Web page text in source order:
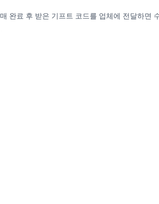
완료 후 받은 기프트 코드를 업체에 전달하면